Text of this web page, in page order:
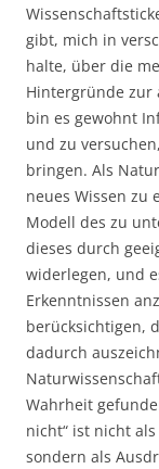
gibt, mich in
halte, über die
Hintergründe zur
bin es gewohnt
und zu
bringen. Als
neues Wissen zu
Modell des zu
dieses durch
widerlegen, und
Erkenntnissen
berücksichtigen,
dadurch
Wahrheit
nicht“ ist nicht
sondern als